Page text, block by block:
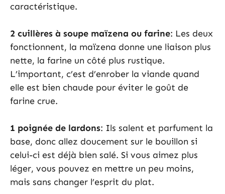
caractéristique.
2 cuillères à soupe maïzena ou farine: Les deux
fonctionnent, la maïzena donne une liaison plus
nette, la farine un côté plus rustique.
L’important, c’est d’enrober la viande quand
elle est bien chaude pour éviter le goût de
farine crue.
1 poignée de lardons: Ils salent et parfument la
base, donc allez doucement sur le bouillon si
celui-ci est déjà bien salé. Si vous aimez plus
léger, vous pouvez en mettre un peu moins,
mais sans changer l’esprit du plat.